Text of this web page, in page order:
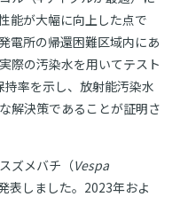
能が大幅に向上した点で
電所の帰還困難区域内にあ
際の汚染水を用いてテスト
率を示し、放射能汚染水
解決策であることが証明さ
ズメバチ（Vespa
表しました。2023年およ